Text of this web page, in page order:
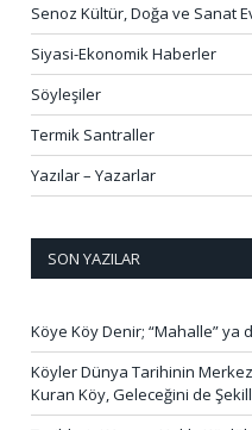
Senoz Kültür, Doğa ve Sanat
Siyasi-Ekonomik Haberler
Söyleşiler
Termik Santraller
Yazılar – Yazarlar
SON YAZILAR
Köye Köy Denir; “Mahalle” ya
Köyler Dünya Tarihinin
Kuran Köy, Geleceğini de